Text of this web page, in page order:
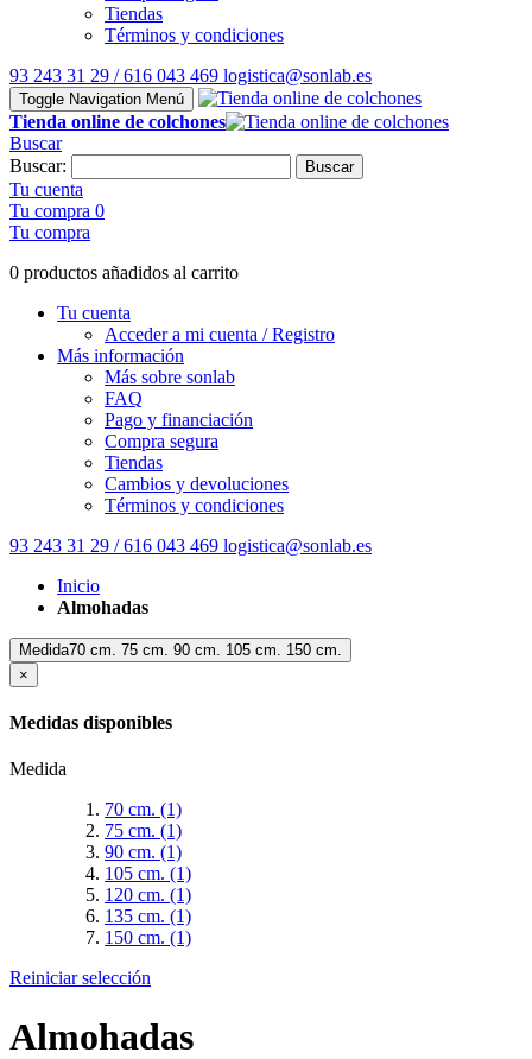
Tiendas
Términos y condiciones
93 243 31 29 / 616 043 469 logistica@sonlab.es
Toggle Navigation Menú
Tienda online de colchones
Buscar
Buscar:
Buscar
Tu cuenta
Tu compra 0
Tu compra
0 productos añadidos al carrito
Tu cuenta
Acceder a mi cuenta / Registro
Más información
Más sobre sonlab
FAQ
Pago y financiación
Compra segura
Tiendas
Cambios y devoluciones
Términos y condiciones
93 243 31 29 / 616 043 469 logistica@sonlab.es
Inicio
Almohadas
Medida70 cm. 75 cm. 90 cm. 105 cm. 150 cm.
×
Medidas disponibles
Medida
70 cm. (1)
75 cm. (1)
90 cm. (1)
105 cm. (1)
120 cm. (1)
135 cm. (1)
150 cm. (1)
Reiniciar selección
Almohadas